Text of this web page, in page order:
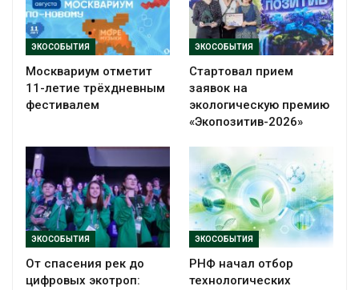
ЭКОСОБЫТИЯ
Москвариум отметит
11-летие трёхдневным
фестивалем
ЭКОСОБЫТИЯ
Стартовал прием
заявок на
экологическую премию
«Экопозитив-2026»
ЭКОСОБЫТИЯ
От спасения рек до
цифровых экотроп:
ЭКОСОБЫТИЯ
РНФ начал отбор
технологических